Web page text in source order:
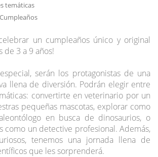
temáticas
un cumpleaños único y original
de 3 a 9 años!
serán los protagonistas de una
llena de diversión. Podrán elegir entre
convertirte en veterinario por un
pequeñas mascotas, explorar como
en busca de dinosaurios, o
como un detective profesional. Además,
tenemos una jornada llena de
que les sorprenderá.